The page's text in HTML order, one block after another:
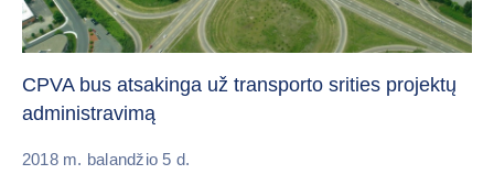
CPVA bus atsakinga už transporto srities projektų
administravimą
2018 m. balandžio 5 d.